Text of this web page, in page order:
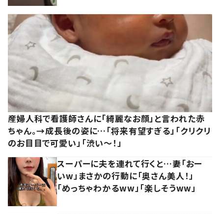
産婦人科で看護師さんに「綺麗なお顔」と言われた赤
ちゃん。→成長後の姿に…「将来有望すぎる」「クリクリ
のお目目で可愛い」「渋い～！」
スーパーに夫を連れて行くと…妻「おー
いw」まさかの行動に「奥さん美人！」
「めっちゃわかるww」「楽しそうww」